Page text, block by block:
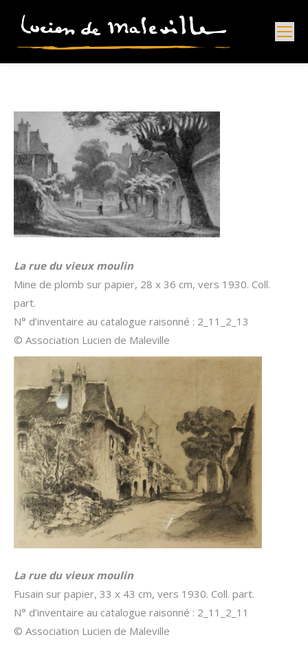
La rue du vieux moulin
Mine de plomb sur papier, 28 x 36 cm, vers 1930. Coll.
part.
N° d’inventaire au catalogue raisonné : 2_11_2_13
© Association Lucien de Maleville
La rue du vieux moulin
Fusain sur papier, 33 x 43 cm, vers 1930. Coll. part.
N° d’inventaire au catalogue raisonné : 2_11_2_11
© Association Lucien de Maleville